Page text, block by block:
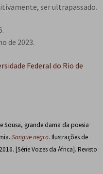
ser ultrapassado.
de 2023.
Federal do Rio de
Sousa, grande dama da poesia
Sangue negro. Ilustrações de
[Série Vozes da África]. Revisto